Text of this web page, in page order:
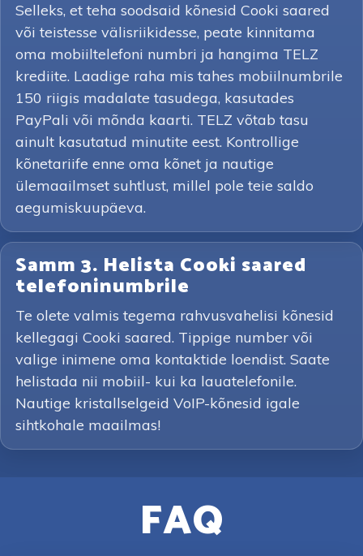
Selleks, et teha soodsaid kõnesid Cooki saared
või teistesse välisriikidesse, peate kinnitama
oma mobiiltelefoni numbri ja hangima TELZ
krediite. Laadige raha mis tahes mobiilnumbrile
150 riigis madalate tasudega, kasutades
PayPali või mõnda kaarti. TELZ võtab tasu
ainult kasutatud minutite eest. Kontrollige
kõnetariife enne oma kõnet ja nautige
ülemaailmset suhtlust, millel pole teie saldo
aegumiskuupäeva.
Samm 3. Helista Cooki saared
telefoninumbrile
Te olete valmis tegema rahvusvahelisi kõnesid
kellegagi Cooki saared. Tippige number või
valige inimene oma kontaktide loendist. Saate
helistada nii mobiil- kui ka lauatelefonile.
Nautige kristallselgeid VoIP-kõnesid igale
sihtkohale maailmas!
FAQ